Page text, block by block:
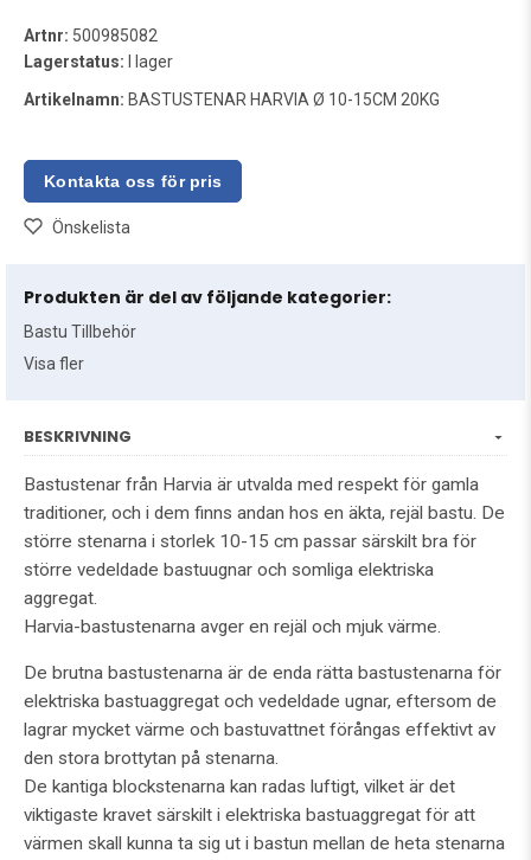
Artnr: 500985082
Lagerstatus: I lager
Artikelnamn: BASTUSTENAR HARVIA Ø 10-15CM 20KG
Önskelista
Produkten är del av följande kategorier:
Bastu Tillbehör
Visa fler
BESKRIVNING
Bastustenar från Harvia är utvalda med respekt för gamla
traditioner, och i dem finns andan hos en äkta, rejäl bastu. De
större stenarna i storlek 10-15 cm passar särskilt bra för
större vedeldade bastuugnar och somliga elektriska
aggregat.
Harvia-bastustenarna avger en rejäl och mjuk värme.
De brutna bastustenarna är de enda rätta bastustenarna för
elektriska bastuaggregat och vedeldade ugnar, eftersom de
lagrar mycket värme och bastuvattnet förångas effektivt av
den stora brottytan på stenarna.
De kantiga blockstenarna kan radas luftigt, vilket är det
viktigaste kravet särskilt i elektriska bastuaggregat för att
värmen skall kunna ta sig ut i bastun mellan de heta stenarna